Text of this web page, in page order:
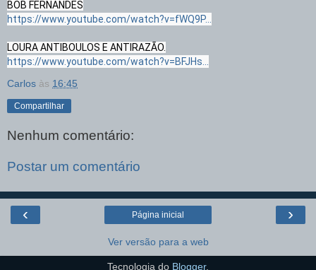
https://www.youtube.com/watch?v=fWQ9P...
https://www.youtube.com/watch?v=BFJHs...
Carlos às 16:45
Compartilhar
Nenhum comentário:
Postar um comentário
‹ ›
Página inicial
Ver versão para a web
Tecnologia do Blogger.